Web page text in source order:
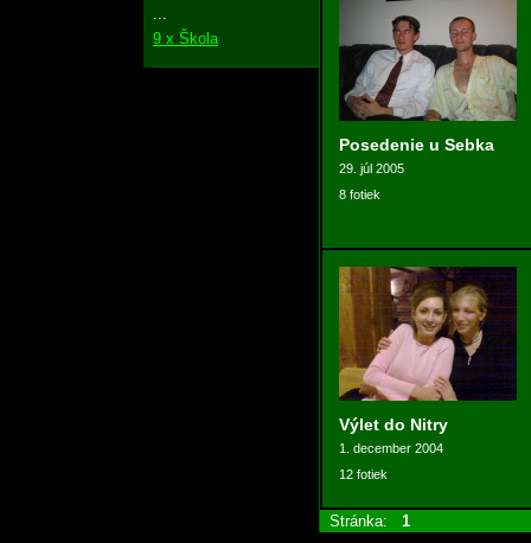
9 x Škola
Posedenie u Sebka
29. júl 2005
8 fotiek
Výlet do Nitry
1. december 2004
12 fotiek
Stránka: 1